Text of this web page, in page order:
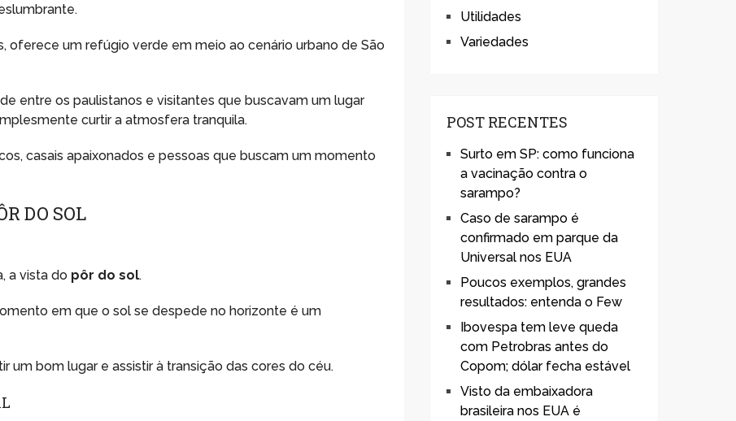
oferece um refúgio verde em meio ao cenário urbano de São
entre os paulistanos e visitantes que buscavam um lugar
curtir a atmosfera tranquila.
casais apaixonados e pessoas que buscam um momento
DO SOL
a vista do pôr do sol.
em que o sol se despede no horizonte é um
um bom lugar e assistir à transição das cores do céu.
Utilidades
Variedades
POST RECENTES
Surto em SP: como funciona
a vacinação contra o
sarampo?
Caso de sarampo é
confirmado em parque da
Universal nos EUA
Poucos exemplos, grandes
resultados: entenda o Few
Ibovespa tem leve queda
com Petrobras antes do
Copom; dólar fecha estável
Visto da embaixadora
brasileira nos EUA é